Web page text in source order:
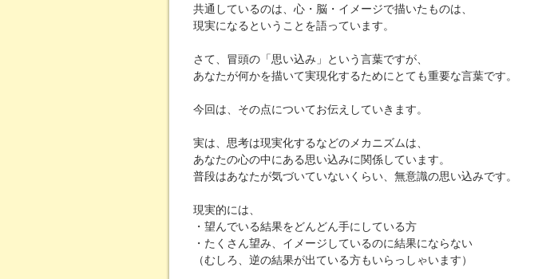
共通しているのは、心・脳・イメージで描いたものは、
現実になるということを語っています。
さて、冒頭の「思い込み」という言葉ですが、
あなたが何かを描いて実現化するためにとても重要な言葉です。
今回は、その点についてお伝えしていきます。
実は、思考は現実化するなどのメカニズムは、
あなたの心の中にある思い込みに関係しています。
普段はあなたが気づいていないくらい、無意識の思い込みです。
現実的には、
・望んでいる結果をどんどん手にしている方
・たくさん望み、イメージしているのに結果にならない
（むしろ、逆の結果が出ている方もいらっしゃいます）